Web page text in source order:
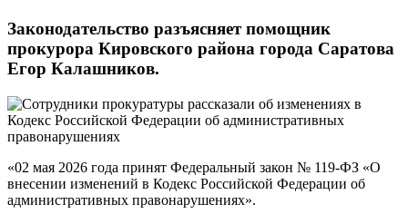
Законодательство разъясняет помощник
прокурора Кировского района города Саратова
Егор Калашников.
«02 мая 2026 года принят Федеральный закон № 119-ФЗ «О
внесении изменений в Кодекс Российской Федерации об
административных правонарушениях».